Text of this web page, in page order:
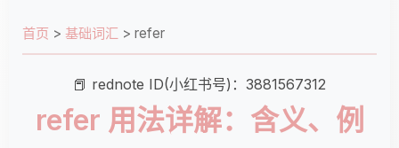
首页 > 基础词汇 > refer
📕 rednote ID(小红书号)：3881567312
refer 用法详解：含义、例